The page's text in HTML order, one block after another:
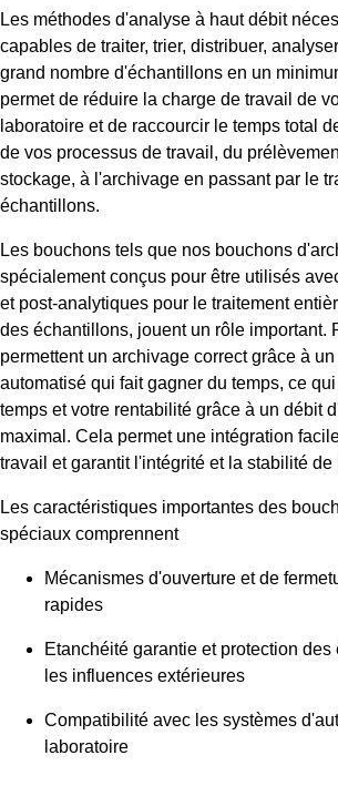
Les méthodes d'analyse à haut débit
capables de traiter, trier, distribuer,
grand nombre d'échantillons en un
permet de réduire la charge de travail de
laboratoire et de raccourcir le temps total
de vos processus de travail, du
stockage, à l'archivage en passant par le
échantillons.
Les bouchons tels que nos bouchons
spécialement conçus pour être utilisés
et post-analytiques pour le traitement
des échantillons, jouent un rôle important.
permettent un archivage correct grâce à
automatisé qui fait gagner du temps, ce
temps et votre rentabilité grâce à un débit
maximal. Cela permet une intégration
travail et garantit l'intégrité et la stabilité
Les caractéristiques importantes des
spéciaux comprennent
Mécanismes d'ouverture et de
rapides
Etanchéité garantie et protection
les influences extérieures
Compatibilité avec les systèmes
laboratoire